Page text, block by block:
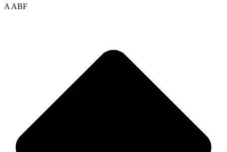
A ABF